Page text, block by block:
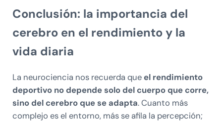
Conclusión: la importancia del
cerebro en el rendimiento y la
vida diaria
La neurociencia nos recuerda que el rendimiento
deportivo no depende solo del cuerpo que corre,
sino del cerebro que se adapta. Cuanto más
complejo es el entorno, más se afila la percepción;